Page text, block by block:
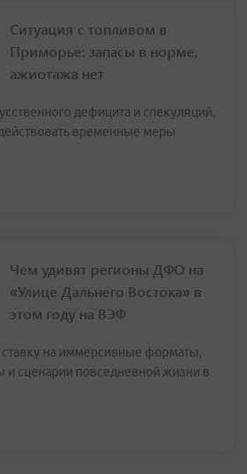
Ситуация с топливом в
Приморье: запасы в норме,
ажиотажа нет
дефицита и спекуляций,
временные меры
Чем удивят регионы ДФО на
«Улице Дальнего Востока» в
этом году на ВЭФ
на иммерсивные форматы,
и сценарии повседневной жизни в